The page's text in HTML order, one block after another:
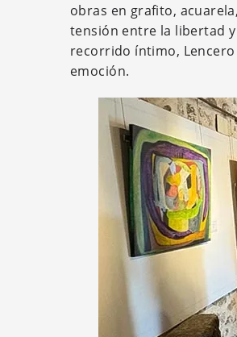
obras en grafito,
tensión entre la libertad
recorrido íntimo,
emoción.